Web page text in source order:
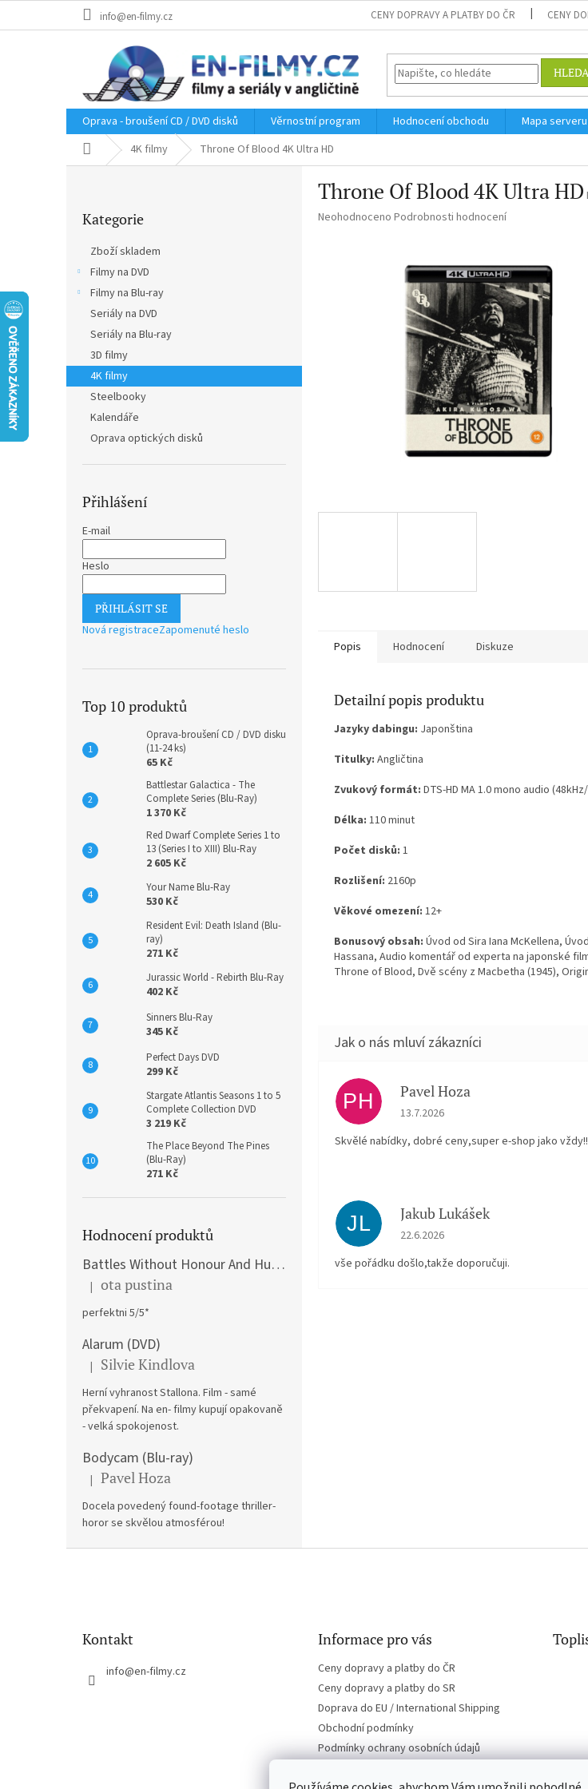
info@en-filmy.cz CENY DOPRAVY A PLATBY DO ČR CENY
Oprava - broušení CD / DVD disků Věrnostní program Hodnocení obchodu Mapa serveru
Domů 4K filmy Throne Of Blood 4K Ultra HD
n
e
kategorie
Kategorie
Zboží skladem
Filmy na DVD
Filmy na Blu-ray
Seriály na DVD
Seriály na Blu-ray
3D filmy
4K filmy
Steelbooky
Kalendáře
Oprava optických disků
Přihlášení
E-mail
Heslo
PŘIHLÁSIT SE
Nová registraceZapomenuté heslo
Top 10 produktů
Oprava-broušení CD / DVD disku
(11-24 ks)
65 Kč
Battlestar Galactica - The
Complete Series (Blu-Ray)
1 370 Kč
Red Dwarf Complete Series 1 to
13 (Series I to XIII) Blu-Ray
2 605 Kč
Your Name Blu-Ray
530 Kč
Resident Evil: Death Island (Blu-
ray)
271 Kč
Jurassic World - Rebirth Blu-Ray
402 Kč
Sinners Blu-Ray
345 Kč
Perfect Days DVD
299 Kč
Stargate Atlantis Seasons 1 to 5
Complete Collection DVD
3 219 Kč
The Place Beyond The Pines
(Blu-Ray)
271 Kč
Hodnocení produktů
Battles Without Honour And Humanity / Yakuza Graveyad / Street Mobster DVD
Hodnocení produktu je 5 z 5 hvězdiček.
| ota pustina
perfektni 5/5*
Alarum (DVD)
Hodnocení produktu je 5 z 5 hvězdiček.
| Silvie Kindlova
Herní vyhranost Stallona. Film - samé
překvapení. Na en- filmy kupují opakovaně
- velká spokojenost.
Bodycam (Blu-ray)
Hodnocení produktu je 5 z 5 hvězdiček.
| Pavel Hoza
Docela povedený found-footage thriller-
horor se skvělou atmosférou!
Throne Of Blood 4K Ultra HD
Průměrné
Neohodnoceno Podrobnosti hodnocení
Popis Hodnocení Diskuze
Detailní popis produktu
Jazyky dabingu: Japonština
Titulky: Angličtina
Zvukový formát: DTS-HD MA 1.0 mono audio
Délka: 110 minut
Počet disků: 1
Rozlišení: 2160p
Věkové omezení: 12+
Bonusový obsah: Úvod od Sira Iana McKellena,
Hassana, Audio komentář od experta na japonské
Throne of Blood, Dvě scény z Macbetha (1945),
PH Pavel Hoza
Hodnocení obchodu je 5 z 5 hvězdiček.
13.7.2026
Skvělé nabídky, dobré ceny,super e-shop jako
JL Jakub Lukášek
Hodnocení obchodu je 5 z 5 hvězdiček.
22.6.2026
vše pořádku došlo,takže doporučuji.
Kontakt
info@en-filmy.cz
Informace pro vás
Ceny dopravy a platby do ČR
Ceny dopravy a platby do SR
Doprava do EU / International Shipping
Obchodní podmínky
Podmínky ochrany osobních údajů